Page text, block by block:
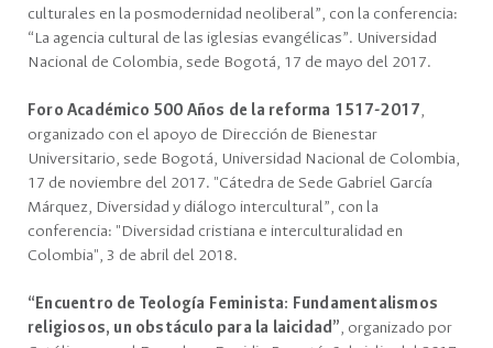
culturales en la posmodernidad neoliberal”, con la conferencia:
“La agencia cultural de las iglesias evangélicas”. Universidad
Nacional de Colombia, sede Bogotá, 17 de mayo del 2017.
Foro Académico 500 Años de la reforma 1517-2017,
organizado con el apoyo de Dirección de Bienestar
Universitario, sede Bogotá, Universidad Nacional de Colombia,
17 de noviembre del 2017. "Cátedra de Sede Gabriel García
Márquez, Diversidad y diálogo intercultural”, con la
conferencia: "Diversidad cristiana e interculturalidad en
Colombia", 3 de abril del 2018.
“Encuentro de Teología Feminista: Fundamentalismos
religiosos, un obstáculo para la laicidad”, organizado por